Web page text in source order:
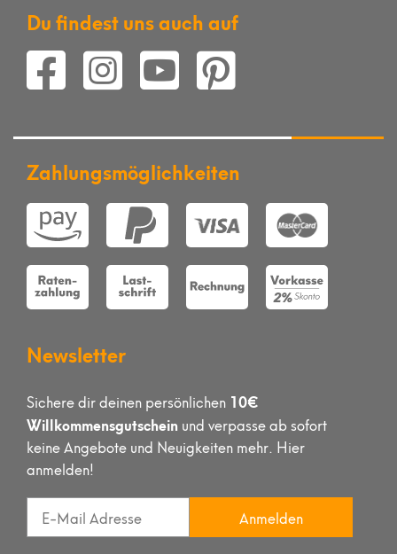
Du findest uns auch auf
Zahlungsmöglichkeiten
Newsletter
Sichere dir deinen persönlichen 10€
Willkommensgutschein und verpasse ab sofort
keine Angebote und Neuigkeiten mehr. Hier
anmelden!
Anmelden